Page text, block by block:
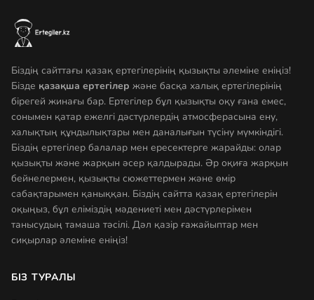
Біздің сайттағы қазақ ертегілерінің қызықты әлеміне еніңіз!
Бізде қазақша ертегілер және басқа халық ертегілерінің
бірегей жинағы бар. Ертегілер бұл қызықты оқу ғана емес,
сонымен қатар ежелгі дәстүрлердің атмосферасына ену,
халықтың құндылықтары мен даналығын түсіну мүмкіндігі.
Біздің ертегілер балалар мен ересектерге жарайды: олар
қызықты және жарқын әсер қалдырады. Әр оқиға жарқын
бейнелермен, қызықты сюжеттермен және өмір
сабақтарымен қаныққан. Біздің сайтта қазақ ертегілерін
оқыңыз, бұл еліміздің мәдениеті мен дәстүрлерімен
танысудың тамаша тәсілі. Дәл қазір ғажайыптар мен
сиқырлар әлеміне еніңіз!
БІЗ ТУРАЛЫ